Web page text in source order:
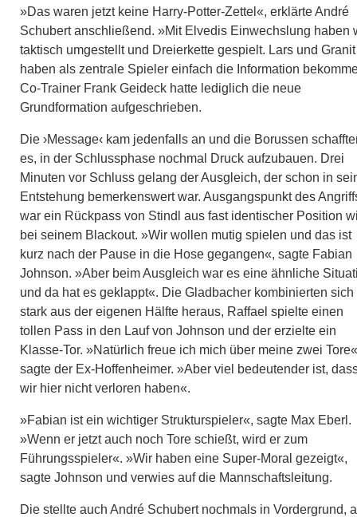
»Das waren jetzt keine Harry-Potter-Zettel«, erklärte André
Schubert anschließend. »Mit Elvedis Einwechslung haben
taktisch umgestellt und Dreierkette gespielt. Lars und Granit
haben als zentrale Spieler einfach die Information
Co-Trainer Frank Geideck hatte lediglich die neue
Grundformation aufgeschrieben.
Die ›Message‹ kam jedenfalls an und die Borussen
es, in der Schlussphase nochmal Druck aufzubauen. Drei
Minuten vor Schluss gelang der Ausgleich, der schon in
Entstehung bemerkenswert war. Ausgangspunkt des
war ein Rückpass von Stindl aus fast identischer Position
bei seinem Blackout. »Wir wollen mutig spielen und das ist
kurz nach der Pause in die Hose gegangen«, sagte Fabian
Johnson. »Aber beim Ausgleich war es eine ähnliche
und da hat es geklappt«. Die Gladbacher kombinierten sich
stark aus der eigenen Hälfte heraus, Raffael spielte einen
tollen Pass in den Lauf von Johnson und der erzielte ein
Klasse-Tor. »Natürlich freue ich mich über meine zwei
sagte der Ex-Hoffenheimer. »Aber viel bedeutender ist,
wir hier nicht verloren haben«.
»Fabian ist ein wichtiger Strukturspieler«, sagte Max Eberl.
»Wenn er jetzt auch noch Tore schießt, wird er zum
Führungsspieler«. »Wir haben eine Super-Moral gezeigt«,
sagte Johnson und verwies auf die Mannschaftsleitung.
Die stellte auch André Schubert nochmals in Vordergrund,